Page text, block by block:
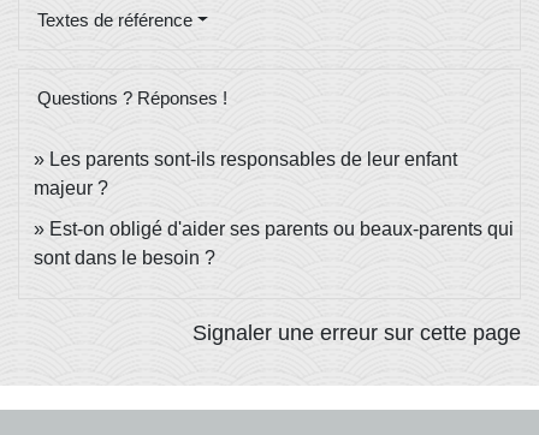
Textes de référence
Questions ? Réponses !
Les parents sont-ils responsables de leur enfant
majeur ?
Est-on obligé d'aider ses parents ou beaux-parents qui
sont dans le besoin ?
Signaler une erreur sur cette page